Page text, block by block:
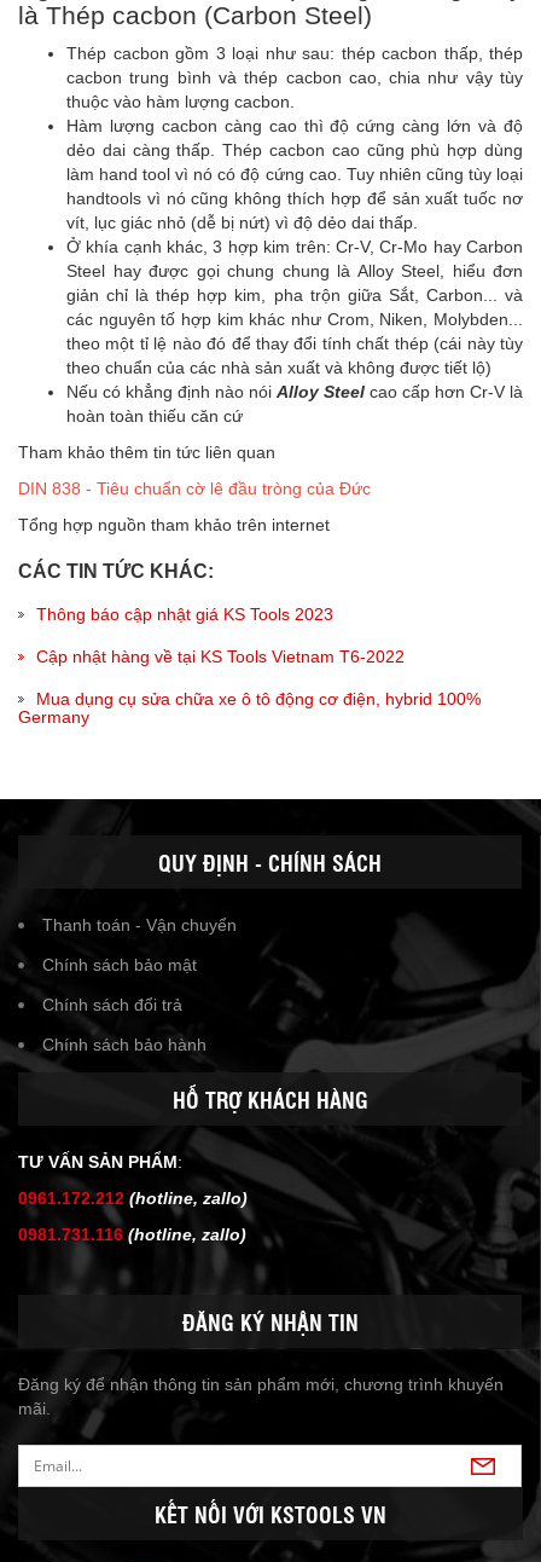
là Thép cacbon (Carbon Steel)
Thép cacbon gồm 3 loại như sau: thép cacbon thấp, thép
cacbon trung bình và thép cacbon cao, chia như vậy tùy
thuộc vào hàm lượng cacbon.
Hàm lượng cacbon càng cao thì độ cứng càng lớn và độ
dẻo dai càng thấp. Thép cacbon cao cũng phù hợp dùng
làm hand tool vì nó có độ cứng cao. Tuy nhiên cũng tùy loại
handtools vì nó cũng không thích hợp để sản xuất tuốc nơ
vít, lục giác nhỏ (dễ bị nứt) vì độ dẻo dai thấp.
Ở khía cạnh khác, 3 hợp kim trên: Cr-V, Cr-Mo hay Carbon
Steel hay được gọi chung chung là Alloy Steel, hiểu đơn
giản chỉ là thép hợp kim, pha trộn giữa Sắt, Carbon... và
các nguyên tố hợp kim khác như Crom, Niken, Molybden...
theo một tỉ lệ nào đó để thay đổi tính chất thép (cái này tùy
theo chuẩn của các nhà sản xuất và không được tiết lộ)
Nếu có khẳng định nào nói Alloy Steel cao cấp hơn Cr-V là
hoàn toàn thiếu căn cứ
Tham khảo thêm tin tức liên quan
DIN 838 - Tiêu chuẩn cờ lê đầu tròng của Đức
Tổng hợp nguồn tham khảo trên internet
CÁC TIN TỨC KHÁC:
Thông báo cập nhật giá KS Tools 2023
Cập nhật hàng về tại KS Tools Vietnam T6-2022
Mua dụng cụ sửa chữa xe ô tô động cơ điện, hybrid 100%
Germany
QUY ĐỊNH - CHÍNH SÁCH
Thanh toán - Vận chuyển
Chính sách bảo mật
Chính sách đổi trả
Chính sách bảo hành
HỖ TRỢ KHÁCH HÀNG
TƯ VẤN SẢN PHẨM:
0961.172.212 (hotline, zallo)
0981.731.116 (hotline, zallo)
ĐĂNG KÝ NHẬN TIN
Đăng ký để nhận thông tin sản phẩm mới, chương trình khuyến
mãi.
KẾT NỐI VỚI KSTOOLS VN